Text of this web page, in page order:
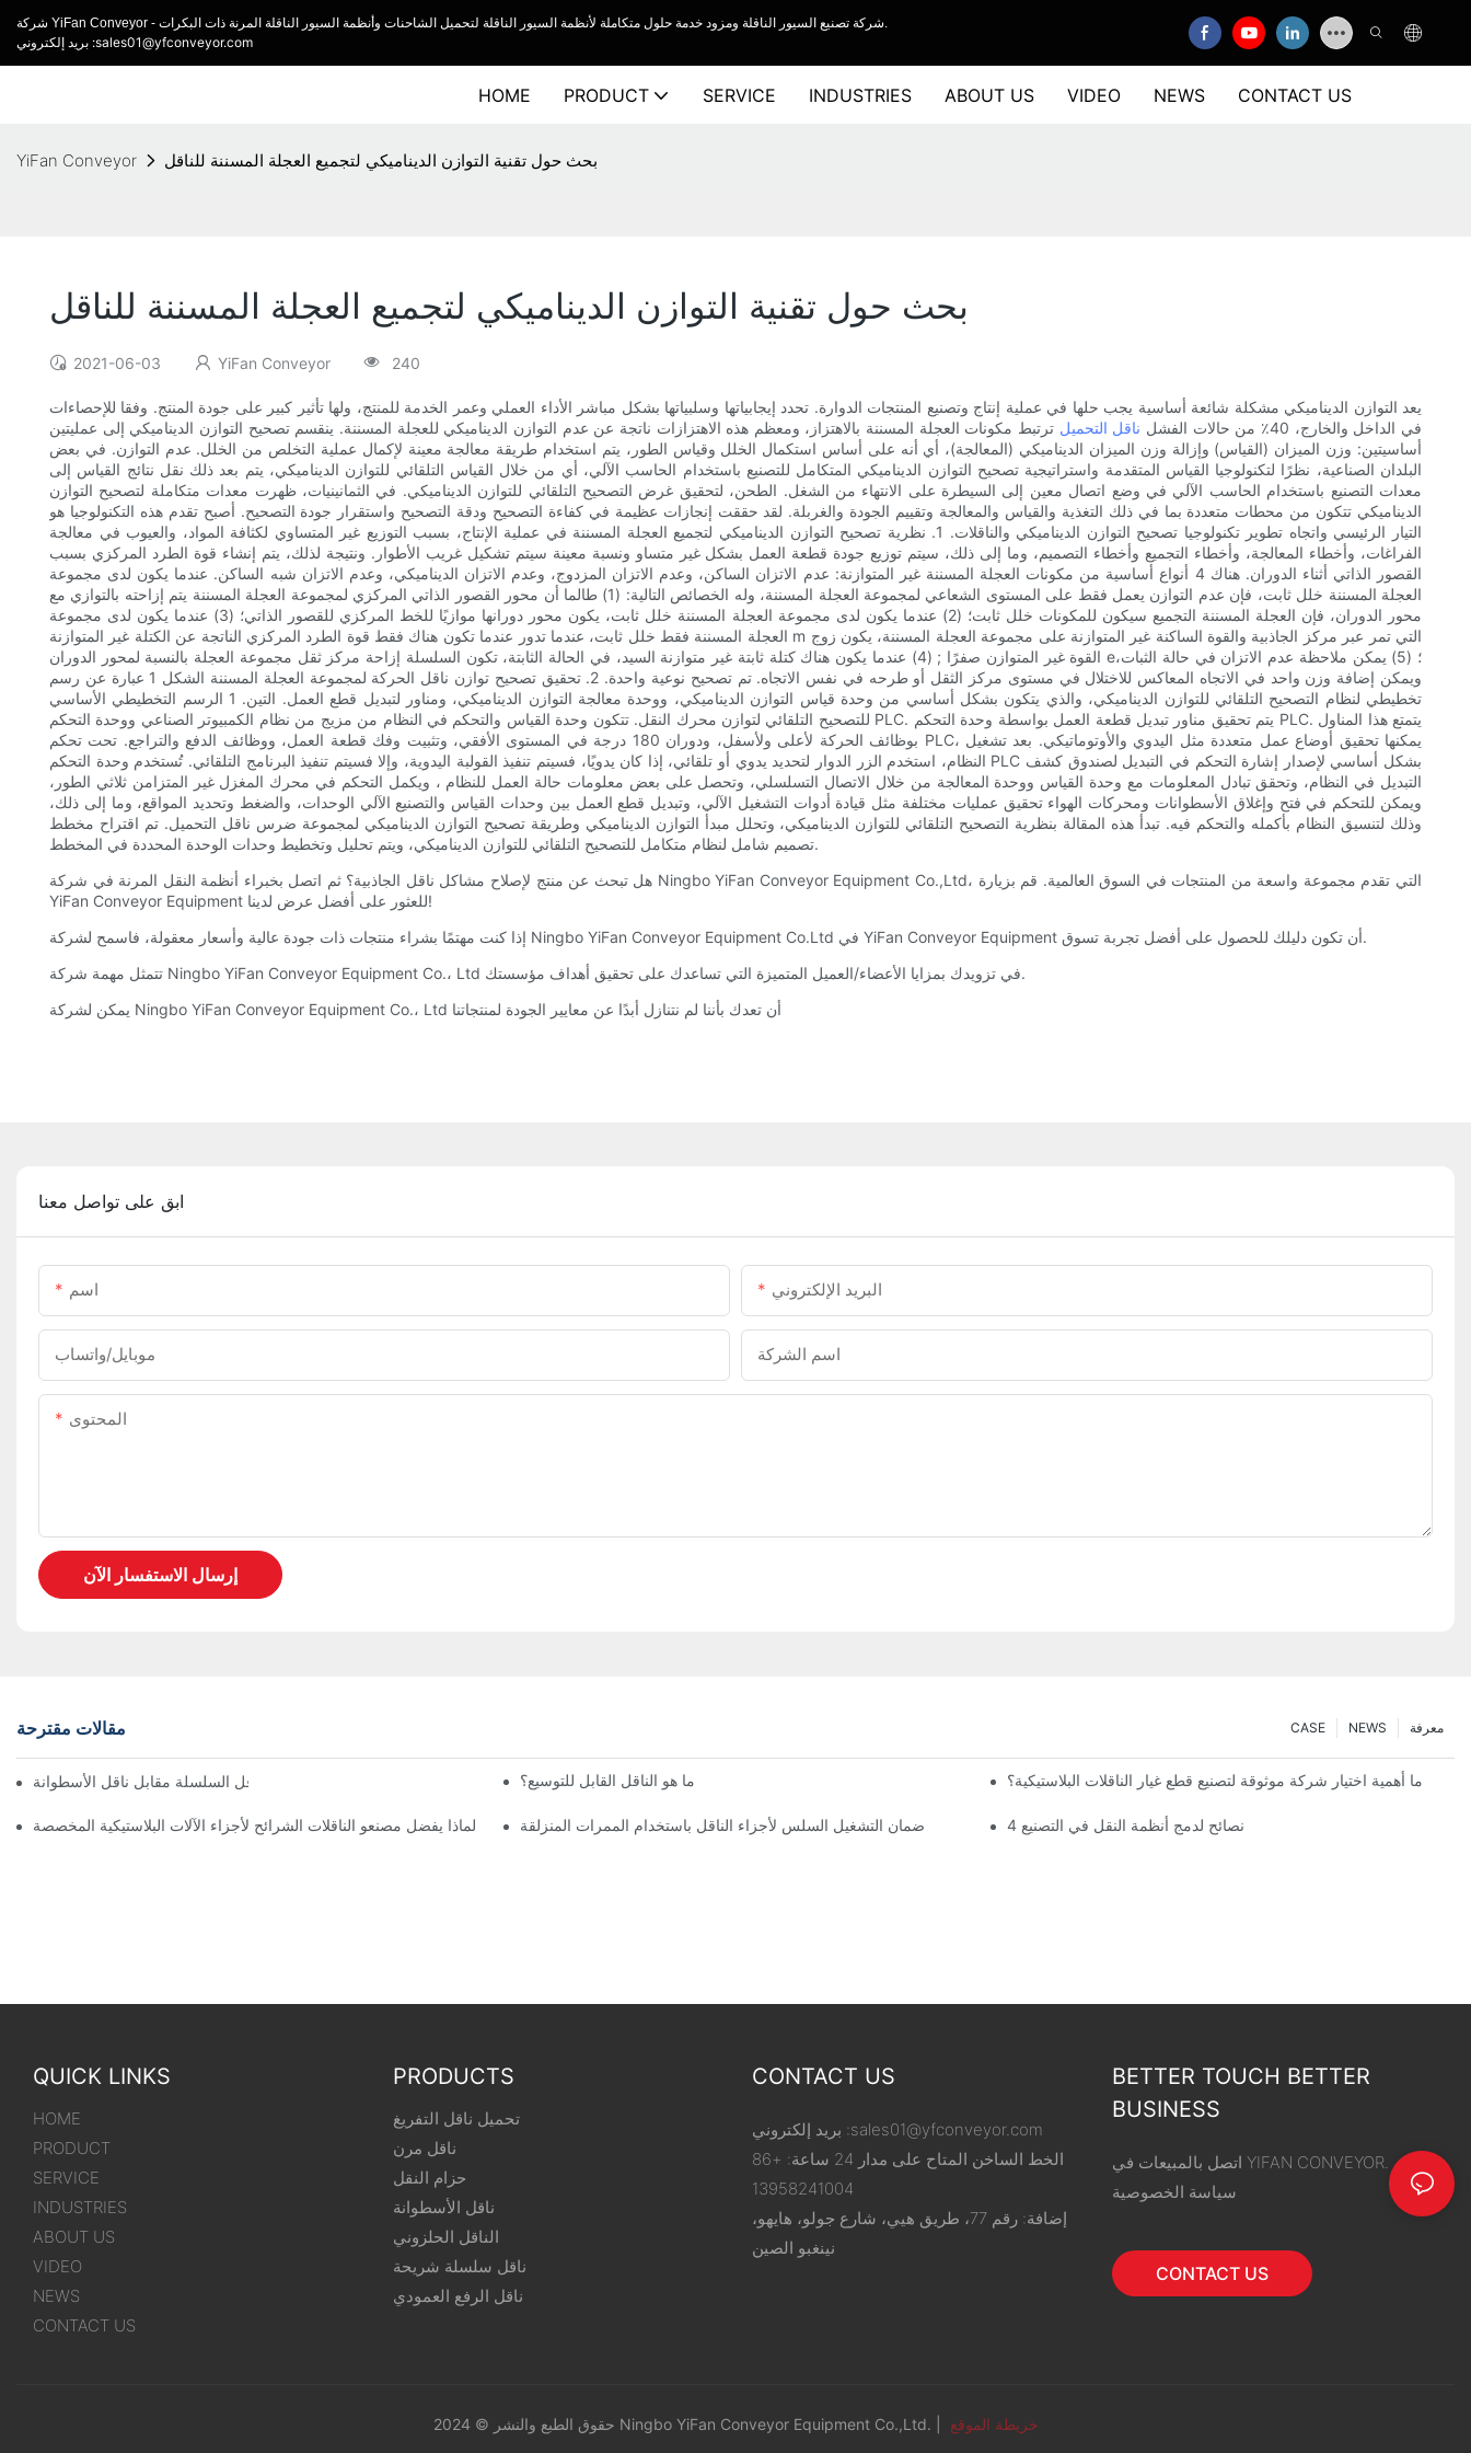
شركة YiFan Conveyor - شركة تصنيع السيور الناقلة ومزود خدمة حلول متكاملة لأنظمة السيور الناقلة لتحميل الشاحنات وأنظمة السيور الناقلة المرنة ذات البكرات.
بريد إلكتروني :sales01@yfconveyor.com
HOME PRODUCT SERVICE INDUSTRIES ABOUT US VIDEO NEWS CONTACT US
YiFan Conveyor بحث حول تقنية التوازن الديناميكي لتجميع العجلة المسننة للناقل
بحث حول تقنية التوازن الديناميكي لتجميع العجلة المسننة للناقل
2021-06-03 YiFan Conveyor 240
يعد التوازن الديناميكي مشكلة شائعة أساسية يجب حلها في عملية إنتاج وتصنيع المنتجات الدوارة. تحدد إيجابياتها وسلبياتها بشكل مباشر الأداء العملي وعمر الخدمة للمنتج، ولها تأثير كبير على جودة المنتج. وفقا للإحصاءات
في الداخل والخارج، 40٪ من حالات الفشل
ناقل التحميل ترتبط مكونات العجلة المسننة بالاهتزاز، ومعظم هذه الاهتزازات ناتجة عن عدم التوازن الديناميكي للعجلة المسننة. ينقسم تصحيح التوازن الديناميكي إلى عمليتين
أساسيتين: وزن الميزان (القياس) وإزالة وزن الميزان الديناميكي (المعالجة)، أي أنه على أساس استكمال الخلل وقياس الطور، يتم استخدام طريقة معالجة معينة لإكمال عملية التخلص من الخلل. عدم التوازن. في بعض
البلدان الصناعية، نظرًا لتكنولوجيا القياس المتقدمة واستراتيجية تصحيح التوازن الديناميكي المتكامل للتصنيع باستخدام الحاسب الآلي، أي من خلال القياس التلقائي للتوازن الديناميكي، يتم بعد ذلك نقل نتائج القياس إلى
معدات التصنيع باستخدام الحاسب الآلي في وضع اتصال معين إلى السيطرة على الانتهاء من الشغل. الطحن، لتحقيق غرض التصحيح التلقائي للتوازن الديناميكي. في الثمانينيات، ظهرت معدات متكاملة لتصحيح التوازن
الديناميكي تتكون من محطات متعددة بما في ذلك التغذية والقياس والمعالجة وتقييم الجودة والغربلة. لقد حققت إنجازات عظيمة في كفاءة التصحيح ودقة التصحيح واستقرار جودة التصحيح. أصبح تقدم هذه التكنولوجيا هو
التيار الرئيسي واتجاه تطوير تكنولوجيا تصحيح التوازن الديناميكي والناقلات. 1. نظرية تصحيح التوازن الديناميكي لتجميع العجلة المسننة في عملية الإنتاج، بسبب التوزيع غير المتساوي لكثافة المواد، والعيوب في معالجة
الفراغات، وأخطاء المعالجة، وأخطاء التجميع وأخطاء التصميم، وما إلى ذلك، سيتم توزيع جودة قطعة العمل بشكل غير متساو ونسبة معينة سيتم تشكيل غريب الأطوار. ونتيجة لذلك، يتم إنشاء قوة الطرد المركزي بسبب
القصور الذاتي أثناء الدوران. هناك 4 أنواع أساسية من مكونات العجلة المسننة غير المتوازنة: عدم الاتزان الساكن، وعدم الاتزان المزدوج، وعدم الاتزان الديناميكي، وعدم الاتزان شبه الساكن. عندما يكون لدى مجموعة
العجلة المسننة خلل ثابت، فإن عدم التوازن يعمل فقط على المستوى الشعاعي لمجموعة العجلة المسننة، وله الخصائص التالية: (1) طالما أن محور القصور الذاتي المركزي لمجموعة العجلة المسننة يتم إزاحته بالتوازي مع
محور الدوران، فإن العجلة المسننة التجميع سيكون للمكونات خلل ثابت؛ (2) عندما يكون لدى مجموعة العجلة المسننة خلل ثابت، يكون محور دورانها موازيًا للخط المركزي للقصور الذاتي؛ (3) عندما يكون لدى مجموعة
العجلة المسننة فقط خلل ثابت، عندما تدور عندما تكون هناك فقط قوة الطرد المركزي الناتجة عن الكتلة غير المتوازنة m التي تمر عبر مركز الجاذبية والقوة الساكنة غير المتوازنة على مجموعة العجلة المسننة، يكون زوج
القوة غير المتوازن صفرًا ; (4) عندما يكون هناك كتلة ثابتة غير متوازنة السيد، في الحالة الثابتة، تكون السلسلة إزاحة مركز ثقل مجموعة العجلة بالنسبة لمحور الدوران e؛ (5) يمكن ملاحظة عدم الاتزان في حالة الثبات،
ويمكن إضافة وزن واحد في الاتجاه المعاكس للاختلال في مستوى مركز الثقل أو طرحه في نفس الاتجاه. تم تصحيح نوعية واحدة. 2. تحقيق تصحيح توازن ناقل الحركة لمجموعة العجلة المسننة الشكل 1 عبارة عن رسم
تخطيطي لنظام التصحيح التلقائي للتوازن الديناميكي، والذي يتكون بشكل أساسي من وحدة قياس التوازن الديناميكي، ووحدة معالجة التوازن الديناميكي، ومناور لتبديل قطع العمل. التين. 1 الرسم التخطيطي الأساسي
للتصحيح التلقائي لتوازن محرك النقل. تتكون وحدة القياس والتحكم في النظام من مزيج من نظام الكمبيوتر الصناعي ووحدة التحكم PLC. يتم تحقيق مناور تبديل قطعة العمل بواسطة وحدة التحكم PLC. يتمتع هذا المناول
بوظائف الحركة لأعلى ولأسفل، ودوران 180 درجة في المستوى الأفقي، وتثبيت وفك قطعة العمل، ووظائف الدفع والتراجع. تحت تحكم PLC، يمكنها تحقيق أوضاع عمل متعددة مثل اليدوي والأوتوماتيكي. بعد تشغيل
النظام، استخدم الزر الدوار لتحديد يدوي أو تلقائي، إذا كان يدويًا، فسيتم تنفيذ القولبة اليدوية، وإلا فسيتم تنفيذ البرنامج التلقائي. تُستخدم وحدة التحكم PLC بشكل أساسي لإصدار إشارة التحكم في التبديل لصندوق كشف
التبديل في النظام، وتحقق تبادل المعلومات مع وحدة القياس ووحدة المعالجة من خلال الاتصال التسلسلي، وتحصل على بعض معلومات حالة العمل للنظام ، ويكمل التحكم في محرك المغزل غير المتزامن ثلاثي الطور،
ويمكن للتحكم في فتح وإغلاق الأسطوانات ومحركات الهواء تحقيق عمليات مختلفة مثل قيادة أدوات التشغيل الآلي، وتبديل قطع العمل بين وحدات القياس والتصنيع الآلي الوحدات، والضغط وتحديد المواقع، وما إلى ذلك،
وذلك لتنسيق النظام بأكمله والتحكم فيه. تبدأ هذه المقالة بنظرية التصحيح التلقائي للتوازن الديناميكي، وتحلل مبدأ التوازن الديناميكي وطريقة تصحيح التوازن الديناميكي لمجموعة ضرس ناقل التحميل. تم اقتراح مخطط
تصميم شامل لنظام متكامل للتصحيح التلقائي للتوازن الديناميكي، ويتم تحليل وتخطيط وحدات الوحدة المحددة في المخطط.
هل تبحث عن منتج لإصلاح مشاكل ناقل الجاذبية؟ ثم اتصل بخبراء أنظمة النقل المرنة في شركة Ningbo YiFan Conveyor Equipment Co.,Ltd، التي تقدم مجموعة واسعة من المنتجات في السوق العالمية. قم بزيارة
YiFan Conveyor Equipment للعثور على أفضل عرض لدينا!
إذا كنت مهتمًا بشراء منتجات ذات جودة عالية وأسعار معقولة، فاسمح لشركة Ningbo YiFan Conveyor Equipment Co.Ltd في YiFan Conveyor Equipment أن تكون دليلك للحصول على أفضل تجربة تسوق.
تتمثل مهمة شركة Ningbo YiFan Conveyor Equipment Co.، Ltd في تزويدك بمزايا الأعضاء/العميل المتميزة التي تساعدك على تحقيق أهداف مؤسستك.
يمكن لشركة Ningbo YiFan Conveyor Equipment Co.، Ltd أن تعدك بأننا لم نتنازل أبدًا عن معايير الجودة لمنتجاتنا
ابق على تواصل معنا
اسم البريد الإلكتروني
موبايل/واتساب اسم الشركة
المحتوى
إرسال الاستفسار الآن
مقالات مقترحة معرفة NEWS
CASE
ناقل السلسلة مقابل ناقل الأسطوانة ما هو الناقل القابل للتوسيع؟ ما أهمية اختيار شركة موثوقة لتصنيع قطع غيار الناقلات البلاستيكية؟
لماذا يفضل مصنعو الناقلات الشرائح لأجزاء الآلات البلاستيكية المخصصة ضمان التشغيل السلس لأجزاء الناقل باستخدام الممرات المنزلقة 4 نصائح لدمج أنظمة النقل في التصنيع
QUICK LINKS
HOME
PRODUCT
SERVICE
INDUSTRIES
ABOUT US
VIDEO
NEWS
CONTACT US
PRODUCTS
تحميل ناقل التفريغ
ناقل مرن
حزام النقل
ناقل الأسطوانة
الناقل الحلزوني
ناقل سلسلة شريحة
ناقل الرفع العمودي
CONTACT US
بريد إلكتروني :sales01@yfconveyor.com
الخط الساخن المتاح على مدار 24 ساعة: +86
13958241004
إضافة: رقم 77، طريق هيي، شارع جولو، هايهو،
نينغبو الصين
BETTER TOUCH BETTER
BUSINESS
اتصل بالمبيعات في YIFAN CONVEYOR.
سياسة الخصوصية
CONTACT US
حقوق الطبع والنشر © 2024 Ningbo YiFan Conveyor Equipment Co.,Ltd. | خريطة الموقع